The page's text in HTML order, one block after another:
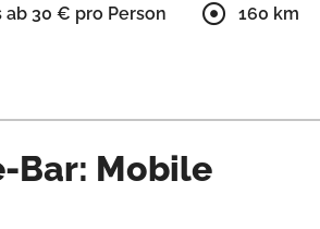
ab 30 € pro Person
160 km
Bar: Mobile